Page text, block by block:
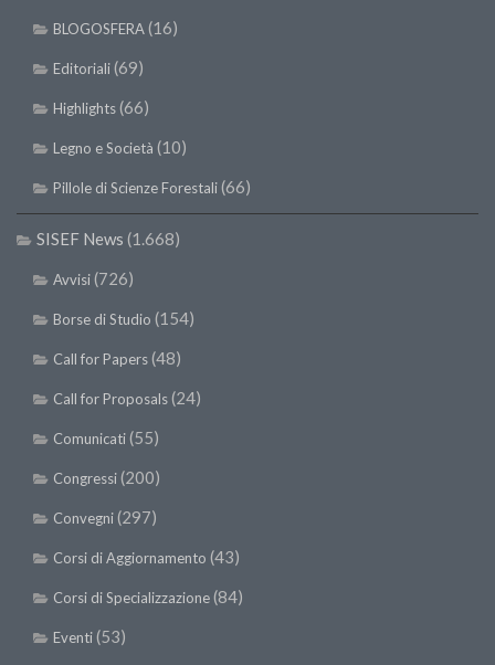
BLOGOSFERA(16)
Editoriali(69)
Highlights(66)
Legno e Società (10)
Pillole di Scienze Forestali(66)
SISEF News (1.668)
Avvisi(726)
Borse di Studio (154)
Call for Papers(48)
Call for Proposals(24)
Comunicati(55)
Congressi(200)
Convegni(297)
Corsi di Aggiornamento (43)
Corsi di Specializzazione(84)
Eventi(53)